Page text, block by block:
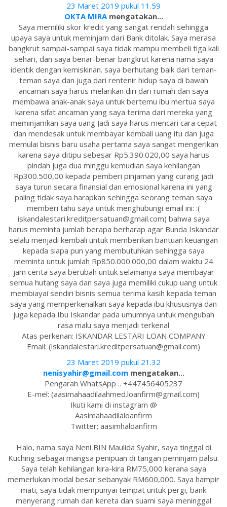
23 Maret 2019 pukul 11.59
OKTA MIRAmengatakan...
Saya memiliki skor kredit yang sangat rendah sehingga
upaya saya untuk meminjam dari Bank ditolak. Saya merasa
bangkrut sampai-sampai saya tidak mampu membeli tiga kali
sehari, dan saya benar-benar bangkrut karena nama saya
identik dengan kemiskinan. saya berhutang baik dari teman-
teman saya dan juga dari rentenir hidup saya di bawah
ancaman saya harus melarikan diri dari rumah dan saya
membawa anak-anak saya untuk bertemu ibu mertua saya
karena sifat ancaman yang saya terima dari mereka yang
meminjamkan saya uang Jadi saya harus mencari cara cepat
dan mendesak untuk membayar kembali uang itu dan juga
memulai bisnis baru usaha pertama saya sangat mengerikan
karena saya ditipu sebesar Rp5.390.020,00 saya harus
pindah juga dua minggu kemudian saya kehilangan
Rp300.500,00 kepada pemberi pinjaman yang curang jadi
saya turun secara finansial dan emosional karena ini yang
paling tidak saya harapkan sehingga seorang teman saya
memberi tahu saya untuk menghubungi email ini: :(
iskandalestari.kreditpersatuan@gmail.com) bahwa saya
harus meminta jumlah berapa berharap agar Bunda Iskandar
selalu menjadi kembali untuk memberikan bantuan keuangan
kepada siapa pun yang membutuhkan sehingga saya
meminta untuk jumlah Rp850.000.000,00 dalam waktu 24
jam cerita saya berubah untuk selamanya saya membayar
semua hutang saya dan saya juga memiliki cukup uang untuk
membiayai sendiri bisnis semua terima kasih kepada teman
saya yang memperkenalkan saya kepada ibu khususnya dan
juga kepada Ibu Iskandar pada umumnya untuk mengubah
rasa malu saya menjadi terkenal
Atas perkenan: ISKANDAR LESTARI LOAN COMPANY
Email: (iskandalestari.kreditpersatuan@gmail.com)
23 Maret 2019 pukul 21.32
nenisyahir@gmail.commengatakan...
Pengarah WhatsApp .. +447456405237
E-mel: (aasimahaadilaahmed.loanfirm@gmail.com)
Ikuti kami di instagram @
Aasimahaadilaloanfirm
Twitter; aasimhaloanfirm
Halo, nama saya Neni BIN Maulida Syahir, saya tinggal di
Kuching sebagai mangsa penipuan di tangan peminjam palsu.
Saya telah kehilangan kira-kira RM75,000 kerana saya
memerlukan modal besar sebanyak RM600,000. Saya hampir
mati, saya tidak mempunyai tempat untuk pergi, bank
menyerang rumah dan kereta dan suami saya meninggal